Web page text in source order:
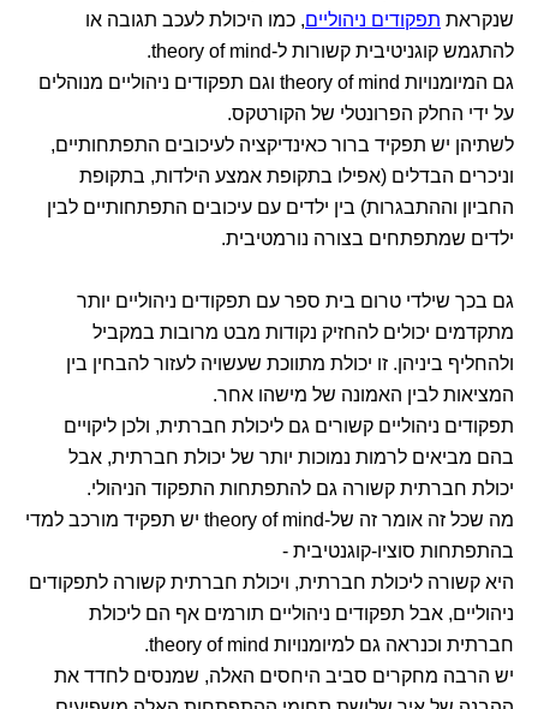
שנקראת תפקודים ניהוליים, כמו היכולת לעכב תגובה או
להתגמש קוגניטיבית קשורות ל-theory of mind.
גם המיומנויות theory of mind וגם תפקודים ניהוליים מנוהלים
על ידי החלק הפרונטלי של הקורטקס.
לשתיהן יש תפקיד ברור כאינדיקציה לעיכובים התפתחותיים,
וניכרים הבדלים (אפילו בתקופת אמצע הילדות, בתקופת
החביון וההתבגרות) בין ילדים עם עיכובים התפתחותיים לבין
ילדים שמתפתחים בצורה נורמטיבית.
גם בכך שילדי טרום בית ספר עם תפקודים ניהוליים יותר
מתקדמים יכולים להחזיק נקודות מבט מרובות במקביל
ולהחליף ביניהן. זו יכולת מתווכת שעשויה לעזור להבחין בין
המציאות לבין האמונה של מישהו אחר.
תפקודים ניהוליים קשורים גם ליכולת חברתית, ולכן ליקויים
בהם מביאים לרמות נמוכות יותר של יכולת חברתית, אבל
יכולת חברתית קשורה גם להתפתחות התפקוד הניהולי.
מה שכל זה אומר זה של-theory of mind יש תפקיד מורכב למדי
בהתפתחות סוציו-קוגנטיבית -
היא קשורה ליכולת חברתית, ויכולת חברתית קשורה לתפקודים
ניהוליים, אבל תפקודים ניהוליים תורמים אף הם ליכולת
חברתית וכנראה גם למיומנויות theory of mind.
יש הרבה מחקרים סביב היחסים האלה, שמנסים לחדד את